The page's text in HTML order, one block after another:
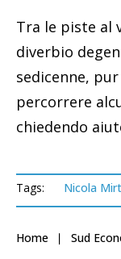
Tra le piste al
diverbio
sedicenne,
percorrere
chiedendo
Tags: Nicola
Home Sud